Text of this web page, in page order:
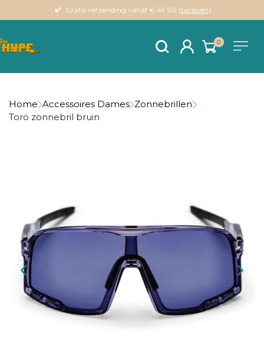
Gratis verzending vanaf € 49.90 (tarieven)
0
Home Accessoires Dames Zonnebrillen
Torö zonnebril bruin